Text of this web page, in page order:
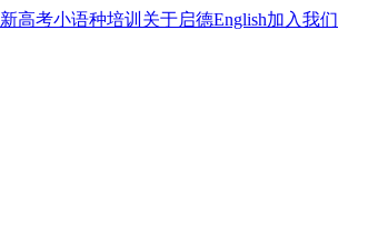
新高考小语种培训 关于启德English加入我们